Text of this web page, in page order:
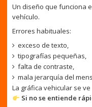
Un diseño que funciona
vehículo.
Errores habituales:
exceso de texto,
tipografías pequeñas,
falta de contraste,
mala jerarquía del
La gráfica vehicular se
Si no se entiende